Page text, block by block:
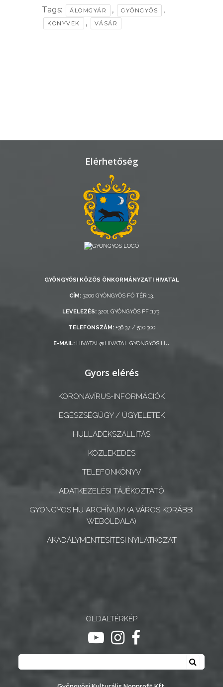
VÁROSRENDÉSZET
INTÉZMÉNYEK
NYOMTATVÁNYOK
Tags: ÁLOMGYÁR , GYÖNGYÖS ,
KÖNYVEK , VÁSÁR
Elérhetőség
GYÖNGYÖSI KÖZÖS ÖNKORMÁNYZATI HIVATAL
CÍM:3200 GYÖNGYÖS FŐ TÉR 13.
LEVELEZÉS: 3201 GYÖNGYÖS PF.:173.
TELEFONSZÁM:+36 37 / 510 300
E-MAIL: HIVATAL@HIVATAL.GYONGYOS.HU
Gyors elérés
KORONAVÍRUS-INFORMÁCIÓK
EGÉSZSÉGÜGY / ÜGYELETEK
HULLADÉKSZÁLLÍTÁS
KÖZLEKEDÉS
TELEFONKÖNYV
ADATKEZELÉSI TÁJÉKOZTATÓ
GYONGYOS.HU ARCHÍVUM (A VÁROS KORÁBBI
WEBOLDALA)
AKADÁLYMENTESÍTÉSI NYILATKOZAT
OLDALTÉRKÉP
ugrás youtube csatornára
ugrás instagram
ugrás facebook-
Keresés